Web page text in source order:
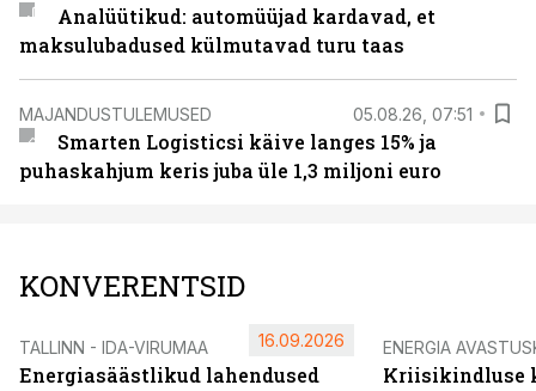
Analüütikud: automüüjad kardavad, et
maksulubadused külmutavad turu taas
MAJANDUSTULEMUSED 05.08.26, 07:51
Smarten Logisticsi käive langes 15% ja
puhaskahjum keris juba üle 1,3 miljoni euro
KONVERENTSID
TALLINN - IDA-VIRUMAA
Energiasäästlikud lahendused
16.09.2026 ENERGIA
Kriisikindluse